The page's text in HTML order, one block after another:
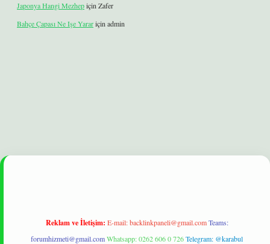
Japonya Hangi Mezhepiçin Zafer
Bahçe Çapası Ne Işe Yarariçin admin
yeni girişilbet
Reklam ve İletişim: E-mail:backlinkpaneli@gmail.com Teams:
forumhizmeti@gmail.comWhatsapp: 0262 606 0 726Telegram: @karabul